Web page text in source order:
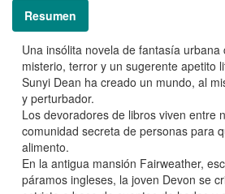
Resumen
Una insólita novela de fantasía urbana
misterio, terror y un sugerente apetito
Sunyi Dean ha creado un mundo, al
y perturbador.
Los devoradores de libros viven entre
comunidad secreta de personas para
alimento.
En la antigua mansión Fairweather,
páramos ingleses, la joven Devon se